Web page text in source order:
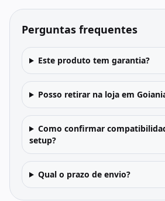
Perguntas frequentes
Este produto tem garantia?
Posso retirar na loja em
Como confirmar
setup?
Qual o prazo de envio?